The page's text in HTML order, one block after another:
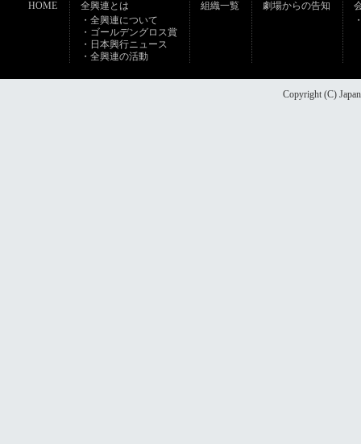
HOME
全興連とは
・全興連について
・ゴールデングロス賞
・日本興行ニュース
・全興連の活動
組織一覧 劇場からの告知
Copyright (C)